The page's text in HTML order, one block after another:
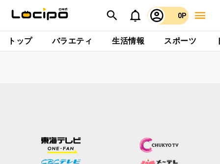
0P
トップ バラエティ 生活情報 スポーツ